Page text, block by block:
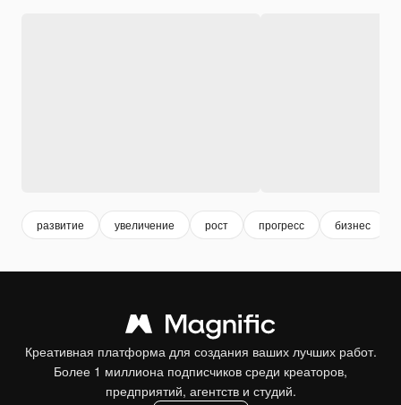
развитие увеличение рост прогресс бизнес
Креативная платформа для создания ваших лучших работ.
Более 1 миллиона подписчиков среди креаторов,
предприятий, агентств и студий.